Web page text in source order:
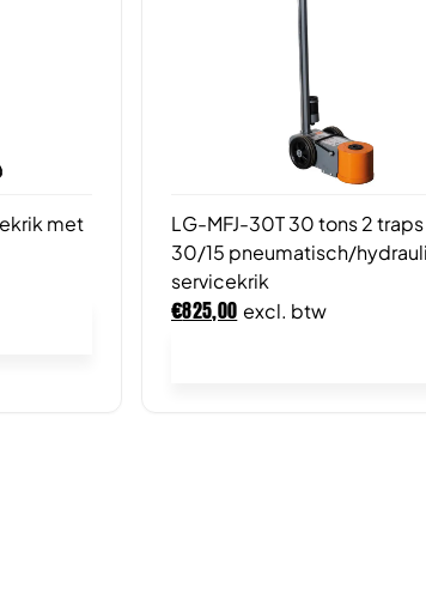
met
LG-MFJ-30T 30 tons 2 traps
30/15 pneumatisch/
servicekrik
€825,00 excl. btw